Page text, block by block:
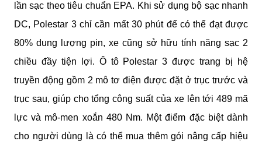
lần sạc theo tiêu chuẩn EPA. Khi sử dụng bộ sạc nhanh
DC, Polestar 3 chỉ cần mất 30 phút để có thể đạt được
80% dung lượng pin, xe cũng sở hữu tính năng sạc 2
chiều đầy tiện lợi. Ô tô Polestar 3 được trang bị hệ
truyền động gồm 2 mô tơ điện được đặt ở trục trước và
trục sau, giúp cho tổng công suất của xe lên tới 489 mã
lực và mô-men xoắn 480 Nm. Một điểm đặc biệt dành
cho người dùng là có thể mua thêm gói nâng cấp hiệu